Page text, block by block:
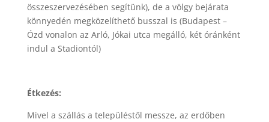
összeszervezésében segítünk), de a völgy bejárata
könnyedén megközelíthető busszal is (Budapest –
Ózd vonalon az Arló, Jókai utca megálló, két óránként
indul a Stadiontól)
Étkezés:
Mivel a szállás a településtől messze, az erdőben